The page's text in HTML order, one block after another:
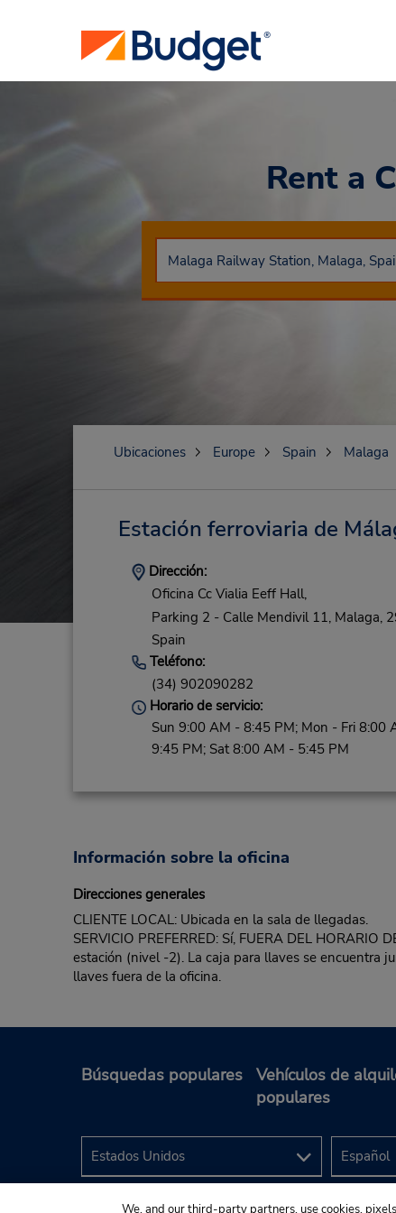
Rent a
Ubicaciones Europe Spain Malaga
Estación ferroviaria de
Dirección:
Oficina Cc Vialia Eeff Hall,
Parking 2 - Calle Mendivil 11, Malaga,
Spain
Teléfono:
(34) 902090282
Horario de servicio:
Sun 9:00 AM - 8:45 PM; Mon - Fri 8:00
9:45 PM; Sat 8:00 AM - 5:45 PM
Información sobre la oficina
Direcciones generales
CLIENTE LOCAL: Ubicada en la sala de llegadas.
SERVICIO PREFERRED: Sí, FUERA DEL
estación (nivel -2). La caja para llaves se encuentra
llaves fuera de la oficina.
Búsquedas populares
Vehículos de
populares
We, and our third-party partners, use cookies,